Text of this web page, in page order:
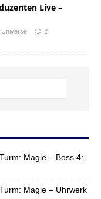
Live –
2
Magie – Boss 4:
Magie – Uhrwerk